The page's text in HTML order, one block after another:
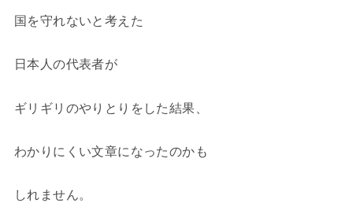
国を守れないと考えた
日本人の代表者が
ギリギリのやりとりをした結果、
わかりにくい文章になったのかも
しれません。